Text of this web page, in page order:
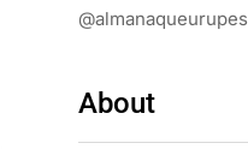
@almanaqueurupes
About